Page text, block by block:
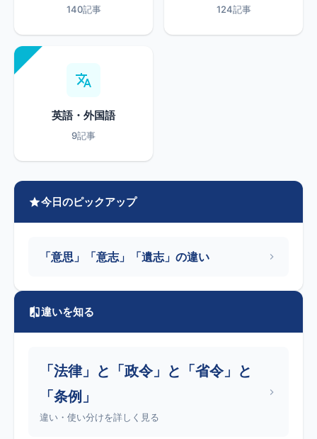
140記事 124記事
英語・外国語
9記事
今日のピックアップ
「意思」「意志」「遺志」の違い
違いを知る
「法律」と「政令」と「省令」と
「条例」
違い・使い分けを詳しく見る